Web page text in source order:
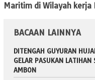
Maritim di Wilayah kerja
BACAAN LAINNYA
DITENGAH GUYURAN
GELAR PASUKAN
AMBON